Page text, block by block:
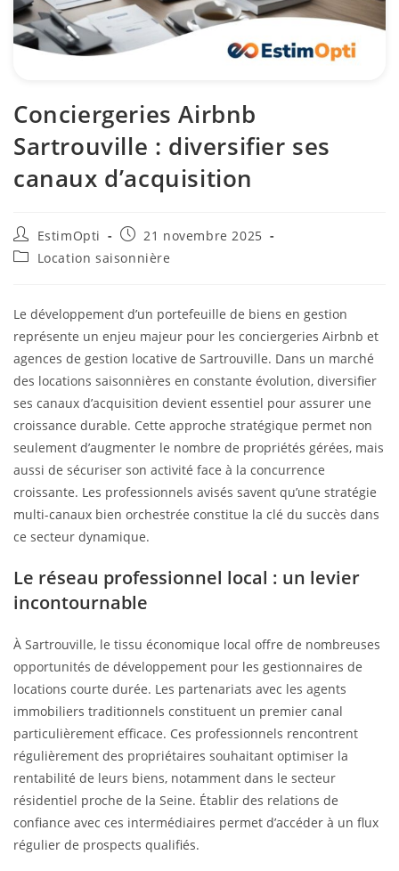
Conciergeries Airbnb
Sartrouville : diversifier ses
canaux d’acquisition
EstimOpti
21 novembre 2025
Location saisonnière
Le développement d’un portefeuille de biens en gestion
représente un enjeu majeur pour les conciergeries Airbnb et
agences de gestion locative de Sartrouville. Dans un marché
des locations saisonnières en constante évolution, diversifier
ses canaux d’acquisition devient essentiel pour assurer une
croissance durable. Cette approche stratégique permet non
seulement d’augmenter le nombre de propriétés gérées, mais
aussi de sécuriser son activité face à la concurrence
croissante. Les professionnels avisés savent qu’une stratégie
multi-canaux bien orchestrée constitue la clé du succès dans
ce secteur dynamique.
Le réseau professionnel local : un levier
incontournable
À Sartrouville, le tissu économique local offre de nombreuses
opportunités de développement pour les gestionnaires de
locations courte durée. Les partenariats avec les agents
immobiliers traditionnels constituent un premier canal
particulièrement efficace. Ces professionnels rencontrent
régulièrement des propriétaires souhaitant optimiser la
rentabilité de leurs biens, notamment dans le secteur
résidentiel proche de la Seine. Établir des relations de
confiance avec ces intermédiaires permet d’accéder à un flux
régulier de prospects qualifiés.